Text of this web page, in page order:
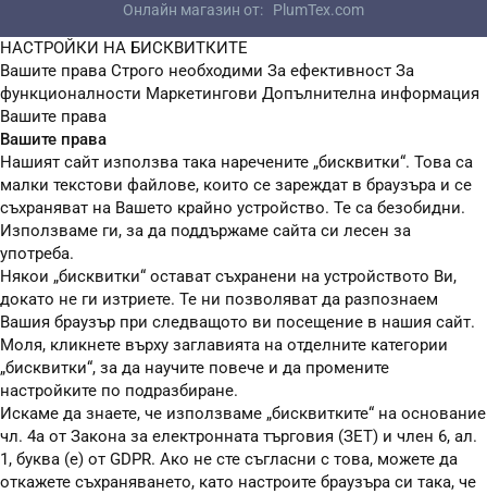
Онлайн магазин от: PlumTex.com
НАСТРОЙКИ НА БИСКВИТКИТЕ
Вашите права Строго необходими За ефективност За
функционалности Маркетингови Допълнителна информация
Вашите права
Вашите права
Нашият сайт използва така наречените „бисквитки“. Това са
малки текстови файлове, които се зареждат в браузъра и се
съхраняват на Вашето крайно устройство. Те са безобидни.
Използваме ги, за да поддържаме сайта си лесен за
употреба.
Някои „бисквитки“ остават съхранени на устройството Ви,
докато не ги изтриете. Те ни позволяват да разпознаем
Вашия браузър при следващото ви посещение в нашия сайт.
Моля, кликнете върху заглавията на отделните категории
„бисквитки“, за да научите повече и да промените
настройките по подразбиране.
Искаме да знаете, че използваме „бисквитките“ на основание
чл. 4а от Закона за електронната търговия (ЗЕТ) и член 6, ал.
1, буква (е) от GDPR. Ако не сте съгласни с това, можете да
откажете съхраняването, като настроите браузъра си така, че